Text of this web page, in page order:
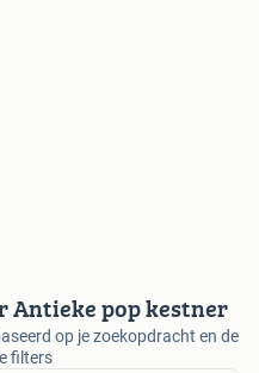
Antieke pop kestner
op je zoekopdracht en de
filters